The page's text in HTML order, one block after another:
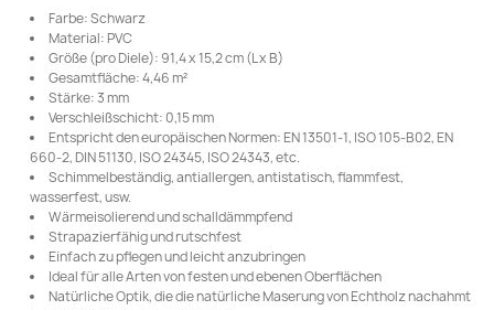
Farbe: Schwarz
Material: PVC
Größe (pro Diele): 91,4 x 15,2 cm (L x B)
Gesamtfläche: 4,46 m²
Stärke: 3 mm
Verschleißschicht: 0,15 mm
Entspricht den europäischen Normen: EN 13501-1, ISO 105-B02, EN
660-2, DIN 51130, ISO 24345, ISO 24343, etc.
Schimmelbeständig, antiallergen, antistatisch, flammfest,
wasserfest, usw.
Wärmeisolierend und schalldämmpfend
Strapazierfähig und rutschfest
Einfach zu pflegen und leicht anzubringen
Ideal für alle Arten von festen und ebenen Oberflächen
Natürliche Optik, die die natürliche Maserung von Echtholz nachahmt